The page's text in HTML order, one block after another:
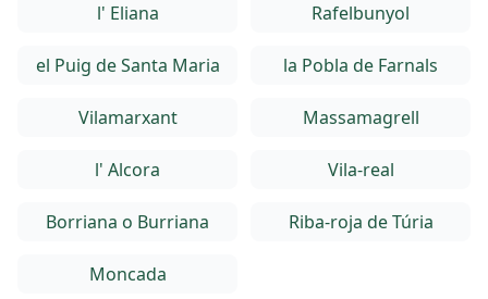
l' Eliana Rafelbunyol
el Puig de Santa Maria la Pobla de Farnals
Vilamarxant Massamagrell
l' Alcora Vila-real
Borriana o Burriana Riba-roja de Túria
Moncada